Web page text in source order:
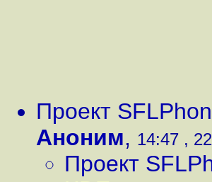
Проект
Аноним, 14:47 ,
Проект